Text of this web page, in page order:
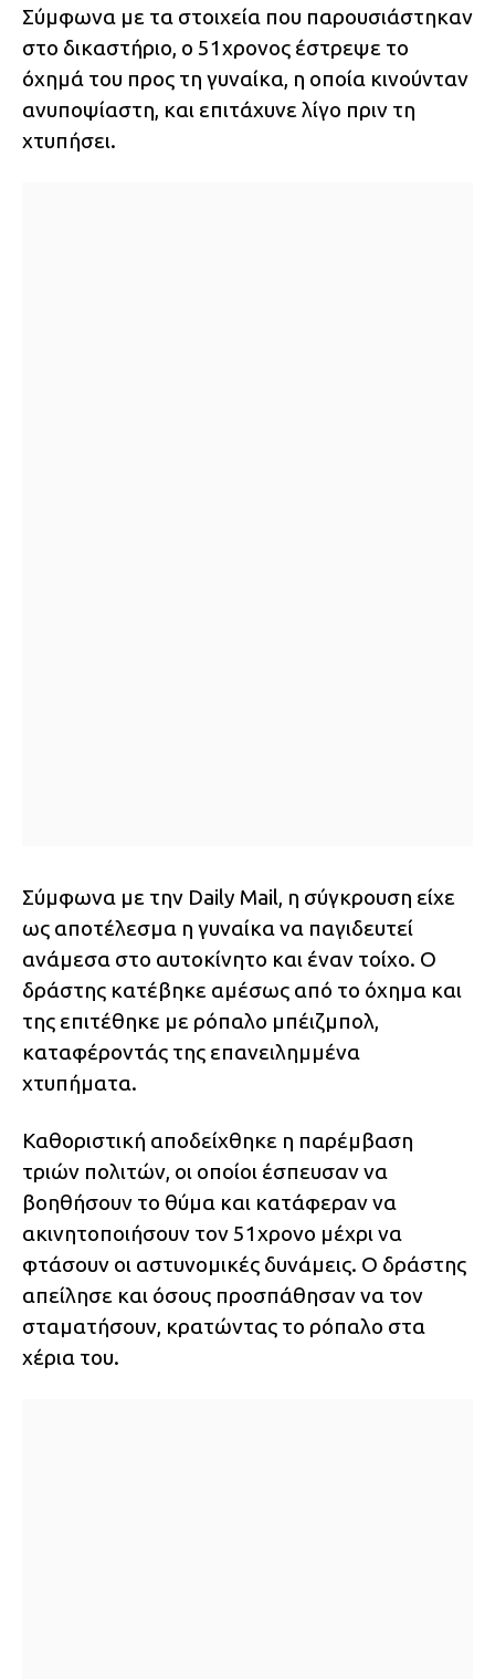
Σύμφωνα με τα στοιχεία που παρουσιάστηκαν
στο δικαστήριο, ο 51χρονος έστρεψε το
όχημά του προς τη γυναίκα, η οποία κινούνταν
ανυποψίαστη, και επιτάχυνε λίγο πριν τη
χτυπήσει.
Σύμφωνα με την Daily Mail, η σύγκρουση είχε
ως αποτέλεσμα η γυναίκα να παγιδευτεί
ανάμεσα στο αυτοκίνητο και έναν τοίχο. Ο
δράστης κατέβηκε αμέσως από το όχημα και
της επιτέθηκε με ρόπαλο μπέιζμπολ,
καταφέροντάς της επανειλημμένα
χτυπήματα.
Καθοριστική αποδείχθηκε η παρέμβαση
τριών πολιτών, οι οποίοι έσπευσαν να
βοηθήσουν το θύμα και κατάφεραν να
ακινητοποιήσουν τον 51χρονο μέχρι να
φτάσουν οι αστυνομικές δυνάμεις. Ο δράστης
απείλησε και όσους προσπάθησαν να τον
σταματήσουν, κρατώντας το ρόπαλο στα
χέρια του.